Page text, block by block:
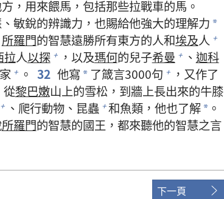
，用來餵馬，包括那些拉戰車的馬。
敏銳的辨識力，也賜給他強大的理解力 *
所羅門的智慧遠勝所有東方的人和埃及人 +
拉人以探 + ，以及瑪何的兒子希曼 + 、 迦科
+ 。 32 他寫 * 了箴言3000句 + ，又作了
從黎巴嫩山上的雪松，到牆上長出來的牛膝
+ 、爬行動物、昆蟲 + 和魚類，他也了解* 。
所羅門的智慧的國王，都來聽他的智慧之言
下一頁